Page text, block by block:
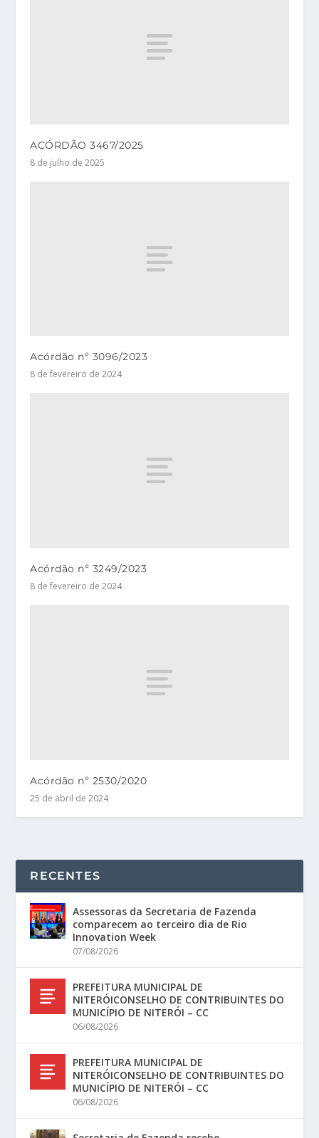
ACÓRDÃO 3467/2025
8 de julho de 2025
Acórdão nº 3096/2023
8 de fevereiro de 2024
Acórdão nº 3249/2023
8 de fevereiro de 2024
Acórdão nº 2530/2020
25 de abril de 2024
RECENTES
Assessoras da Secretaria de Fazenda
comparecem ao terceiro dia de Rio
Innovation Week
07/08/2026
PREFEITURA MUNICIPAL DE
NITERÓICONSELHO DE CONTRIBUINTES DO
MUNICÍPIO DE NITERÓI – CC
06/08/2026
PREFEITURA MUNICIPAL DE
NITERÓICONSELHO DE CONTRIBUINTES DO
MUNICÍPIO DE NITERÓI – CC
06/08/2026